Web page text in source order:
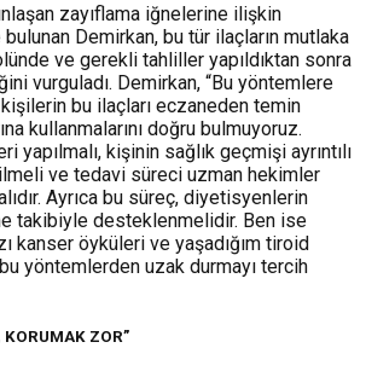
zayıflama iğnelerine ilişkin
Demirkan, bu tür ilaçların mutlaka
ve gerekli tahliller yapıldıktan sonra
vurguladı. Demirkan, “Bu yöntemlere
bu ilaçları eczaneden temin
kullanmalarını doğru bulmuyoruz.
yapılmalı, kişinin sağlık geçmişi ayrıntılı
ve tedavi süreci uzman hekimler
Ayrıca bu süreç, diyetisyenlerin
takibiyle desteklenmelidir. Ben ise
kanser öyküleri ve yaşadığım tiroid
yöntemlerden uzak durmayı tercih
KORUMAK ZOR”